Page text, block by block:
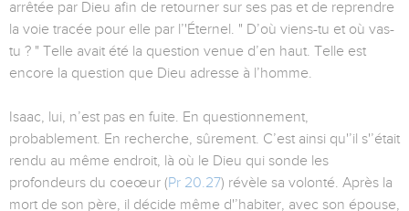
arrêtée par Dieu afin de retourner sur ses pas et de reprendre
la voie tracée pour elle par l’'Éternel. " D’où viens-tu et où vas-
tu ? " Telle avait été la question venue d’en haut. Telle est
encore la question que Dieu adresse à l’homme.
Isaac, lui, n’est pas en fuite. En questionnement,
probablement. En recherche, sûrement. C’est ainsi qu'’il s'’était
rendu au même endroit, là où le Dieu qui sonde les
profondeurs du coeœur (Pr 20.27) révèle sa volonté. Après la
mort de son père, il décide même d'’habiter, avec son épouse,